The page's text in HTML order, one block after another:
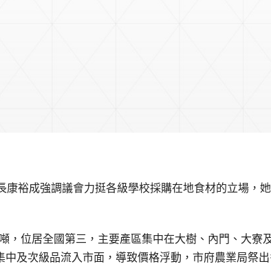
康裕成強調議會力挺各級學校採購在地食材的立場，
，位居全國第三，主要產區集中在大樹、內門、大寮
及次級品流入市面，導致價格浮動，市府農業局祭